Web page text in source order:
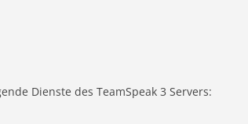
Dienste des TeamSpeak 3 Servers: